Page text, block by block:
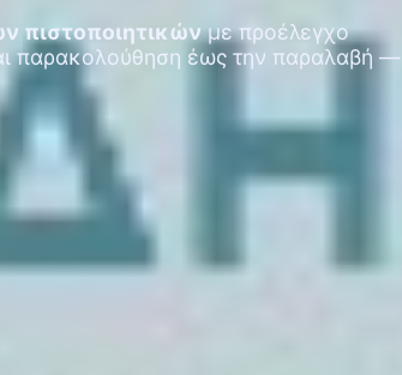
πιστοποιητικώνμε προέλεγχο
παρακολούθηση έως την παραλαβή —